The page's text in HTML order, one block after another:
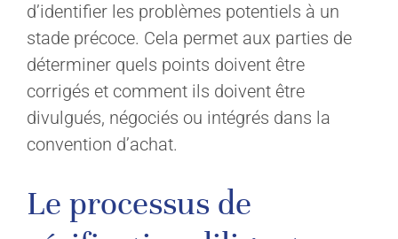
d’identifier les problèmes potentiels à un
stade précoce. Cela permet aux parties de
déterminer quels points doivent être
corrigés et comment ils doivent être
divulgués, négociés ou intégrés dans la
convention d’achat.
Le processus de